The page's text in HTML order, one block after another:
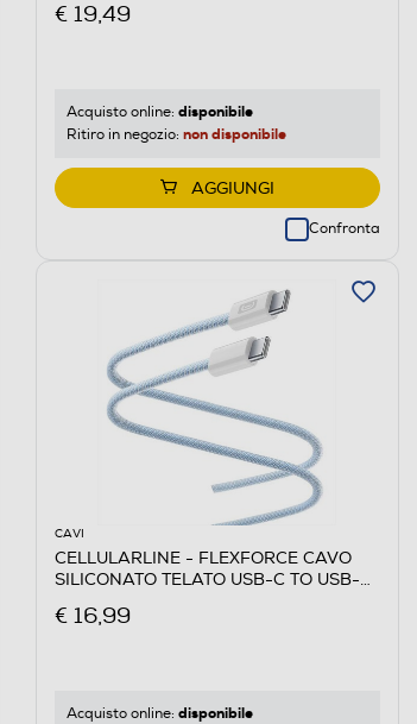
€ 19,49
Acquisto online: disponibile
Ritiro in negozio: non disponibile
AGGIUNGI
Confronta
CAVI
CELLULARLINE - FLEXFORCE CAVO
SILICONATO TELATO USB-C TO USB-C-
€ 16,99
Acquisto online: disponibile